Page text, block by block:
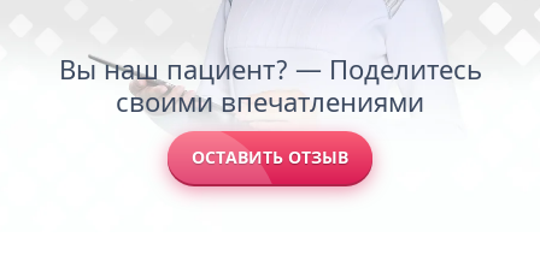
Вы наш пациент? — Поделитесь
своими впечатлениями
ОСТАВИТЬ ОТЗЫВ